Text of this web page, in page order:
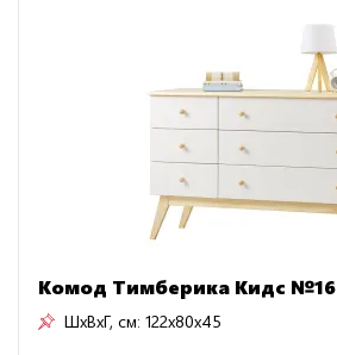
Комод Тимберика Кидс №16
ШxВxГ, см: 122x80x45